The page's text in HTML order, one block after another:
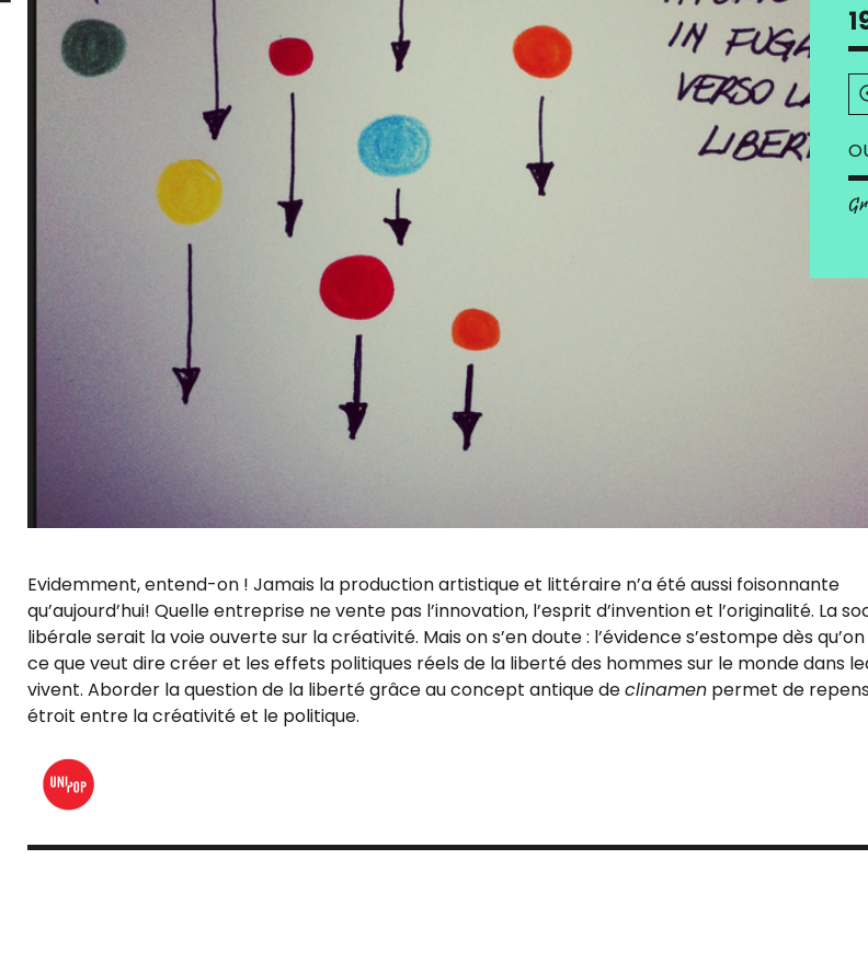
Evidemment, entend-on ! Jamais la production artistique et littéraire n’a été aussi foisonnante
qu’aujourd’hui! Quelle entreprise ne vente pas l’innovation, l’esprit d’invention et l’originalité. La
libérale serait la voie ouverte sur la créativité. Mais on s’en doute : l’évidence s’estompe dès
ce que veut dire créer et les effets politiques réels de la liberté des hommes sur le monde dans
vivent. Aborder la question de la liberté grâce au concept antique declinamen permet de
étroit entre la créativité et le politique.